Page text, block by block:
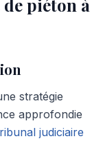
piéton à
stratégie
approfondie
judiciaire